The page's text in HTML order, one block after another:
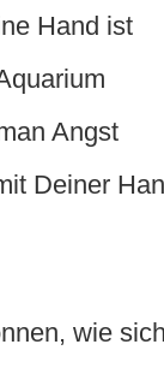
Hand ist
Angst
Deiner
wie